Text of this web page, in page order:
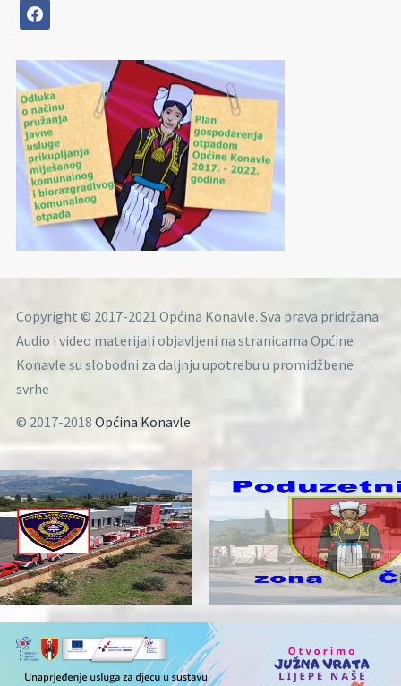
facebook
Copyright © 2017-2021 Općina Konavle. Sva prava pridržana
Audio i video materijali objavljeni na stranicama Općine
Konavle su slobodni za daljnju upotrebu u promidžbene
svrhe
© 2017-2018 Općina Konavle